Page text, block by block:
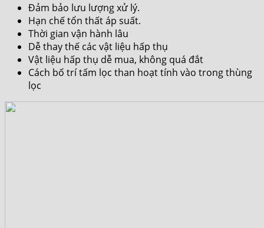
Đảm bảo lưu lượng xử lý.
Hạn chế tổn thất áp suất.
Thời gian vận hành lâu
Dễ thay thế các vật liệu hấp thụ
Vật liệu hấp thụ dễ mua, không quá đắt
Cách bố trí tấm lọc than hoạt tính vào trong thùng
lọc